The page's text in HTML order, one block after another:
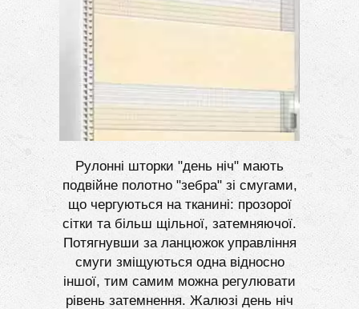
Рулонні шторки "день ніч" мають
подвійне полотно "зебра" зі смугами,
що чергуються на тканині: прозорої
сітки та більш щільної, затемняючої.
Потягнувши за ланцюжок управління
смуги зміщуються одна відносно
іншої, тим самим можна регулювати
рівень затемнення. Жалюзі день ніч